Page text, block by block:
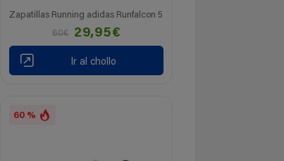
Zapatillas Running adidas Runfalcon 5
60€
29,95€
Ir al chollo
60 %